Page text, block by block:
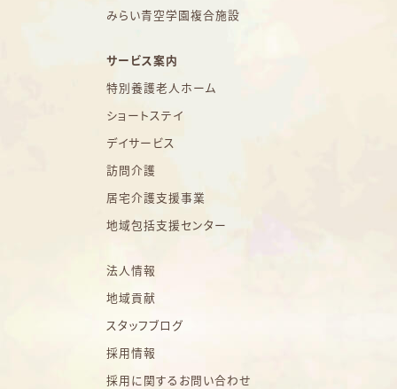
みらい青空学園複合施設
サービス案内
特別養護老人ホーム
ショートステイ
デイサービス
訪問介護
居宅介護支援事業
地域包括支援センター
法人情報
地域貢献
スタッフブログ
採用情報
採用に関するお問い合わせ